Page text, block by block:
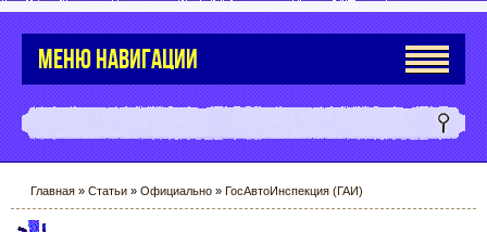
МЕНЮ НАВИГАЦИИ
Главная » Статьи » Официально » ГосАвтоИнспекция (ГАИ)